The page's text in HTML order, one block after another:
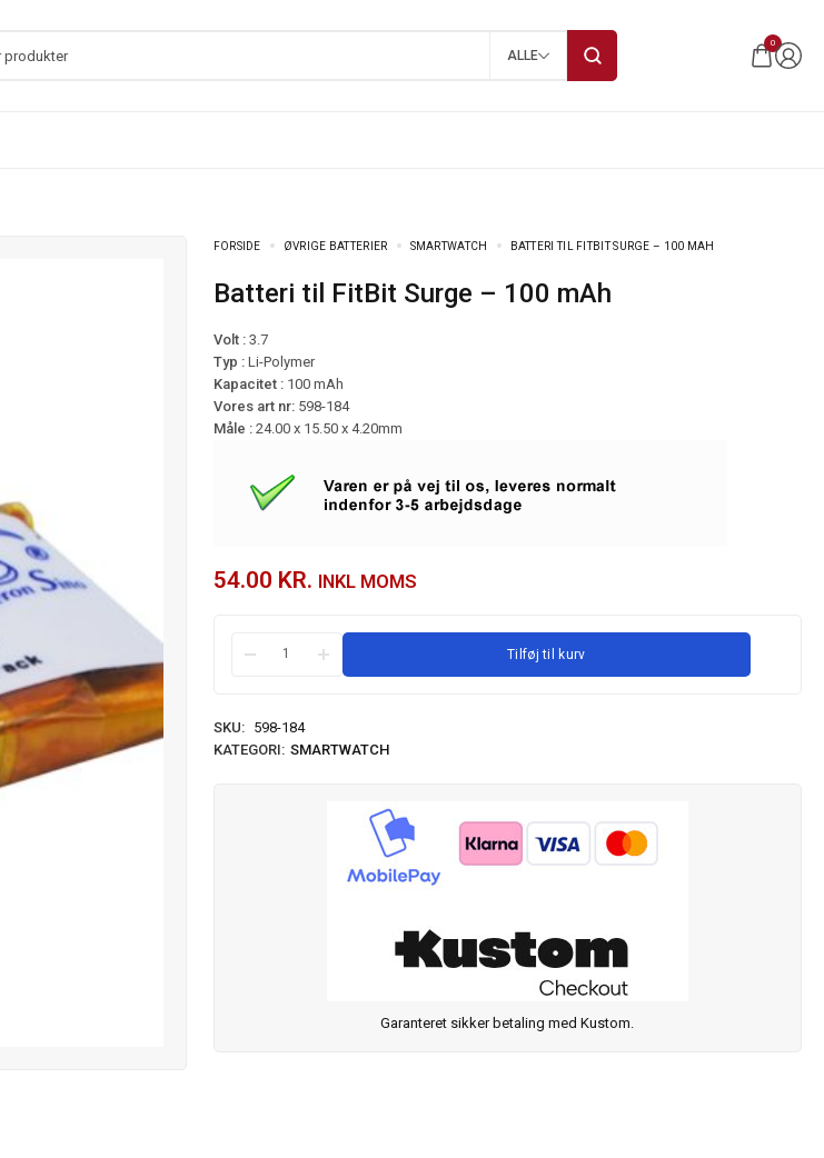
ALLE
0
FORSIDE ØVRIGE BATTERIER SMARTWATCH BATTERI TIL FITBIT SURGE – 100 MAH
Batteri til FitBit Surge – 100 mAh
Volt :3.7
Typ : Li-Polymer
Kapacitet : 100 mAh
Vores art nr: 598-184
Måle : 24.00 x 15.50 x 4.20mm
54.00 KR. INKL MOMS
Tilføj til kurv
SKU:
598-184
KATEGORI: SMARTWATCH
Garanteret sikker betaling med Kustom.